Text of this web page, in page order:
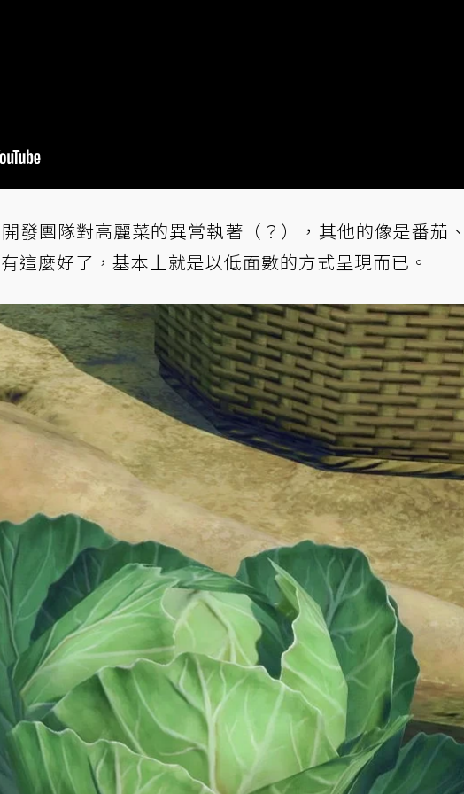
發團隊對高麗菜的異常執著（？），其他的像是番茄
這麼好了，基本上就是以低面數的方式呈現而已。